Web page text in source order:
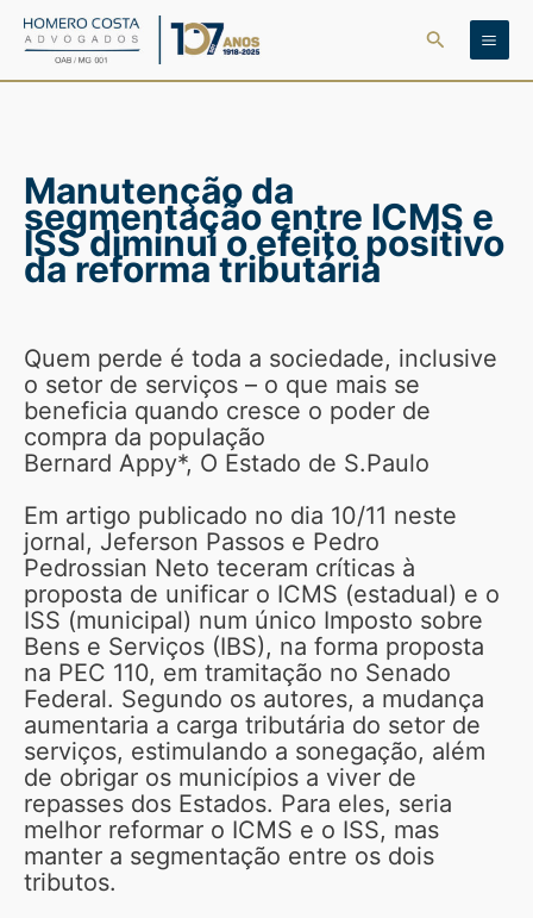
para
Pesquisar
Manutenção da
segmentação entre ICMS e
ISS diminui o efeito positivo
da reforma tributária
Quem perde é toda a sociedade, inclusive
o setor de serviços – o que mais se
beneficia quando cresce o poder de
compra da população
Bernard Appy*, O Estado de S.Paulo
Em artigo publicado no dia 10/11 neste
jornal, Jeferson Passos e Pedro
Pedrossian Neto teceram críticas à
proposta de unificar o ICMS (estadual) e o
ISS (municipal) num único Imposto sobre
Bens e Serviços (IBS), na forma proposta
na PEC 110, em tramitação no Senado
Federal. Segundo os autores, a mudança
aumentaria a carga tributária do setor de
serviços, estimulando a sonegação, além
de obrigar os municípios a viver de
repasses dos Estados. Para eles, seria
melhor reformar o ICMS e o ISS, mas
manter a segmentação entre os dois
tributos.